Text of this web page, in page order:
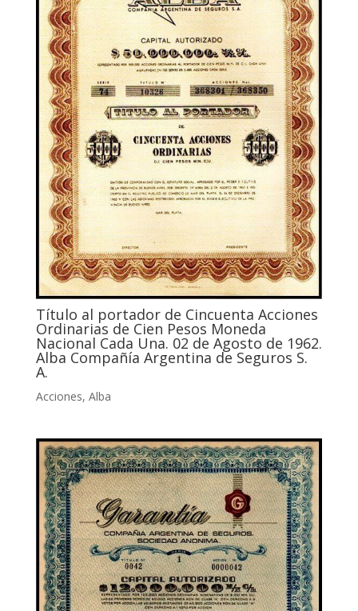
Título al portador de Cincuenta Acciones
Ordinarias de Cien Pesos Moneda
Nacional Cada Una. 02 de Agosto de 1962.
Alba Compañía Argentina de Seguros S.
A.
Acciones, Alba